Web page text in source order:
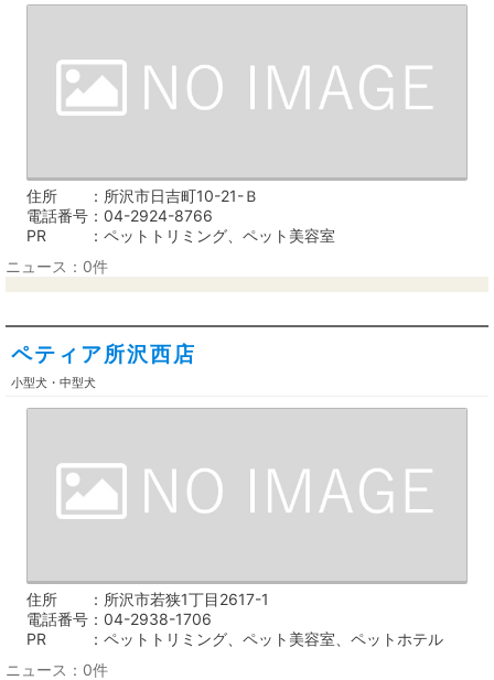
住所
所沢市日吉町10-21-Ｂ
電話番号
04-2924-8766
PR
ペットトリミング、ペット美容室
ニュース：0件
ペティア所沢西店
小型犬・中型犬
住所
所沢市若狭1丁目2617-1
電話番号
04-2938-1706
PR
ペットトリミング、ペット美容室、ペットホテル
ニュース：0件